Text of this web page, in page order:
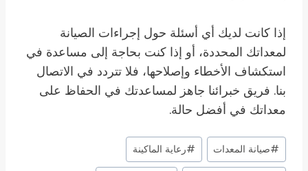
إذا كانت لديك أي أسئلة حول إجراءات الصيانة
لمعداتك المحددة، أو إذا كنت بحاجة إلى مساعدة في
استكشاف الأخطاء وإصلاحها، فلا تتردد في الاتصال
بنا. فريق خبرائنا جاهز لمساعدتك في الحفاظ على
معداتك في أفضل حالة.
وسوم
المقال:
#صيانة المعدات #رعاية الماكينة